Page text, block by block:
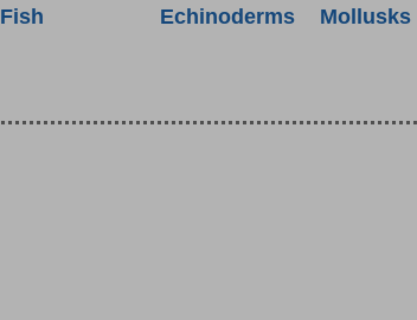
Fish
Echinoderms
Mollusks